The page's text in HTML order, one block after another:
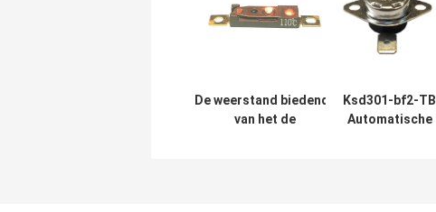
De weerstand biedende
van het de
Ksd301-bf2-TB
Automatische